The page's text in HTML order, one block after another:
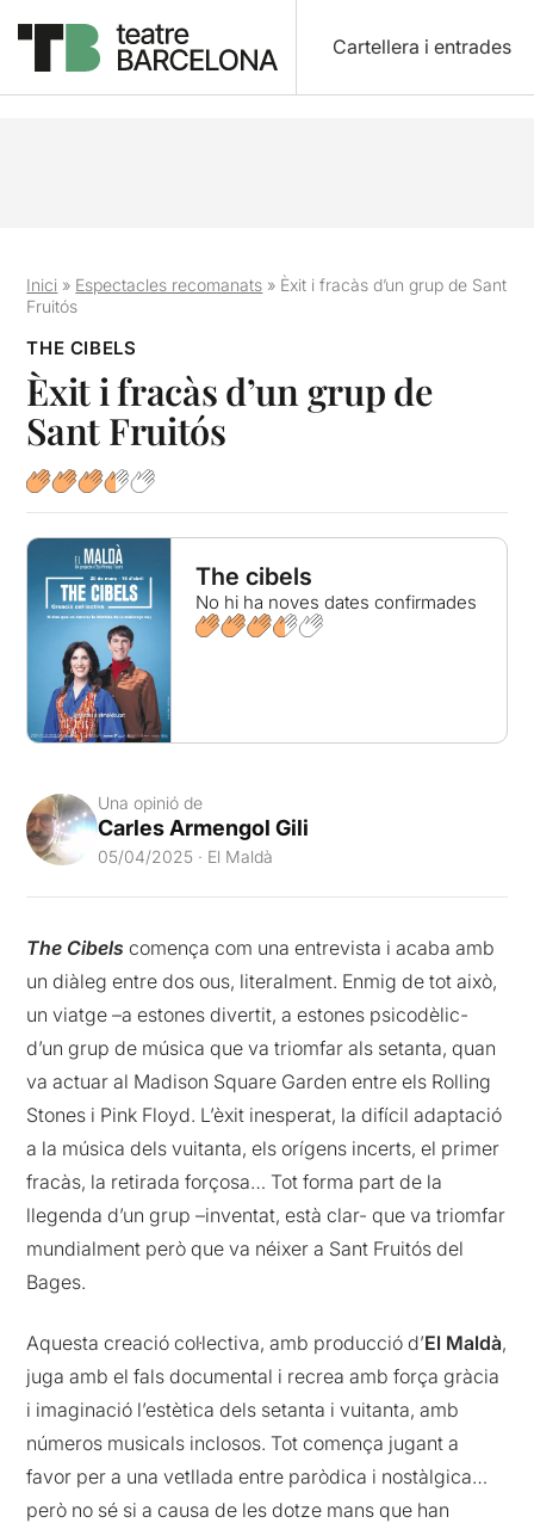
Cartellera i entrades
Inici » Espectacles recomanats » Èxit i fracàs d’un grup de Sant
Fruitós
THE CIBELS
Èxit i fracàs d’un grup de
Sant Fruitós
The cibels
No hi ha noves dates confirmades
Una opinió de
Carles Armengol Gili
05/04/2025 · El Maldà
The Cibels comença com una entrevista i acaba amb
un diàleg entre dos ous, literalment. Enmig de tot això,
un viatge –a estones divertit, a estones psicodèlic-
d’un grup de música que va triomfar als setanta, quan
va actuar al Madison Square Garden entre els Rolling
Stones i Pink Floyd. L’èxit inesperat, la difícil adaptació
a la música dels vuitanta, els orígens incerts, el primer
fracàs, la retirada forçosa… Tot forma part de la
llegenda d’un grup –inventat, està clar- que va triomfar
mundialment però que va néixer a Sant Fruitós del
Bages.
Aquesta creació col·lectiva, amb producció d’El Maldà,
juga amb el fals documental i recrea amb força gràcia
i imaginació l’estètica dels setanta i vuitanta, amb
números musicals inclosos. Tot comença jugant a
favor per a una vetllada entre paròdica i nostàlgica…
però no sé si a causa de les dotze mans que han